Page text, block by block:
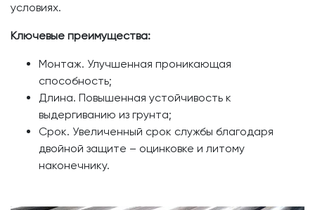
условиях.
Ключевые преимущества:
Монтаж. Улучшенная проникающая
способность;
Длина. Повышенная устойчивость к
выдергиванию из грунта;
Срок. Увеличенный срок службы благодаря
двойной защите – оцинковке и литому
наконечнику.